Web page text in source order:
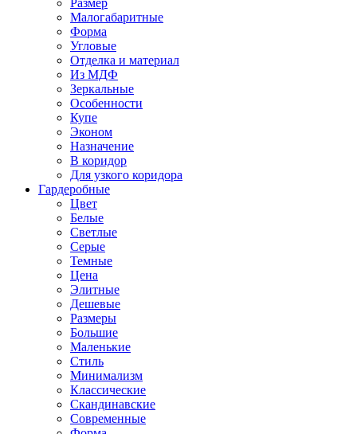
Размер
Малогабаритные
Форма
Угловые
Отделка и материал
Из МДФ
Зеркальные
Особенности
Купе
Эконом
Назначение
В коридор
Для узкого коридора
Гардеробные
Цвет
Белые
Светлые
Серые
Темные
Цена
Элитные
Дешевые
Размеры
Большие
Маленькие
Стиль
Минимализм
Классические
Скандинавские
Современные